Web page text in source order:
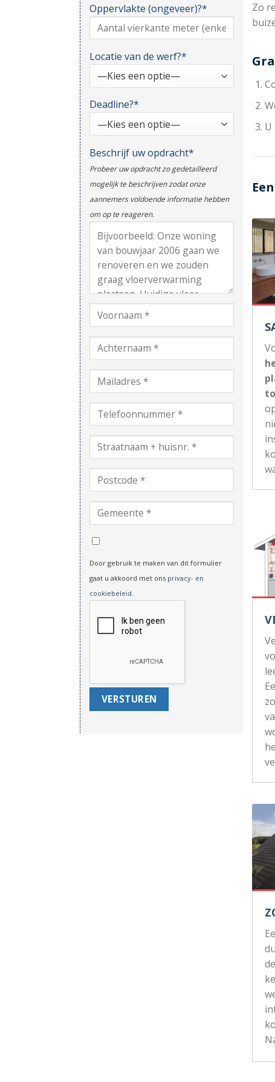
Oppervlakte (ongeveer)?*
Locatie van de werf?*
Deadline?*
Beschrijf uw opdracht*
Probeer uw opdracht zo gedetailleerd
mogelijk te beschrijven zodat onze
aannemers voldoende informatie hebben
om op te reageren.
Door gebruik te maken van dit formulier
gaat u akkoord met ons privacy- en
cookiebeleid.
Zo